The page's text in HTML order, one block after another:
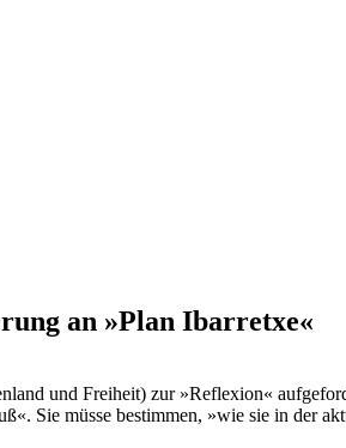
an »Plan Ibarretxe«
und Freiheit) zur »Reflexion«
Sie müsse bestimmen, »wie sie in der